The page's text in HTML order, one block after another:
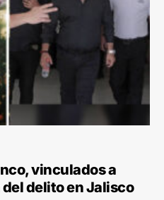
vinculados a
delito en Jalisco